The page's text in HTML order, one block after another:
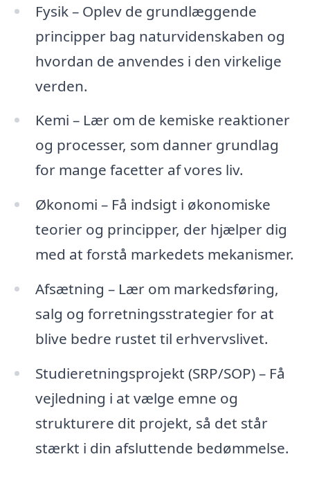
Fysik – Oplev de grundlæggende
principper bag naturvidenskaben og
hvordan de anvendes i den virkelige
verden.
Kemi – Lær om de kemiske reaktioner
og processer, som danner grundlag
for mange facetter af vores liv.
Økonomi – Få indsigt i økonomiske
teorier og principper, der hjælper dig
med at forstå markedets mekanismer.
Afsætning – Lær om markedsføring,
salg og forretningsstrategier for at
blive bedre rustet til erhvervslivet.
Studieretningsprojekt (SRP/SOP) – Få
vejledning i at vælge emne og
strukturere dit projekt, så det står
stærkt i din afsluttende bedømmelse.